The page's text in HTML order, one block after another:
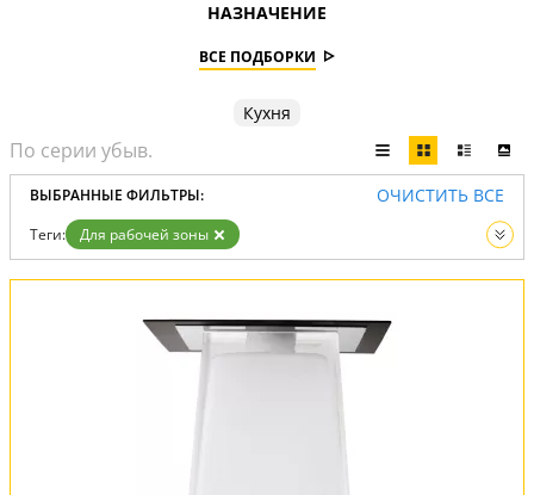
НАЗНАЧЕНИЕ
ВСЕ ПОДБОРКИ
Кухня
ВЫБРАННЫЕ ФИЛЬТРЫ: ОЧИСТИТЬ ВСЕ
Теги:
Для рабочей зоны
Вид:
Точечные светильники